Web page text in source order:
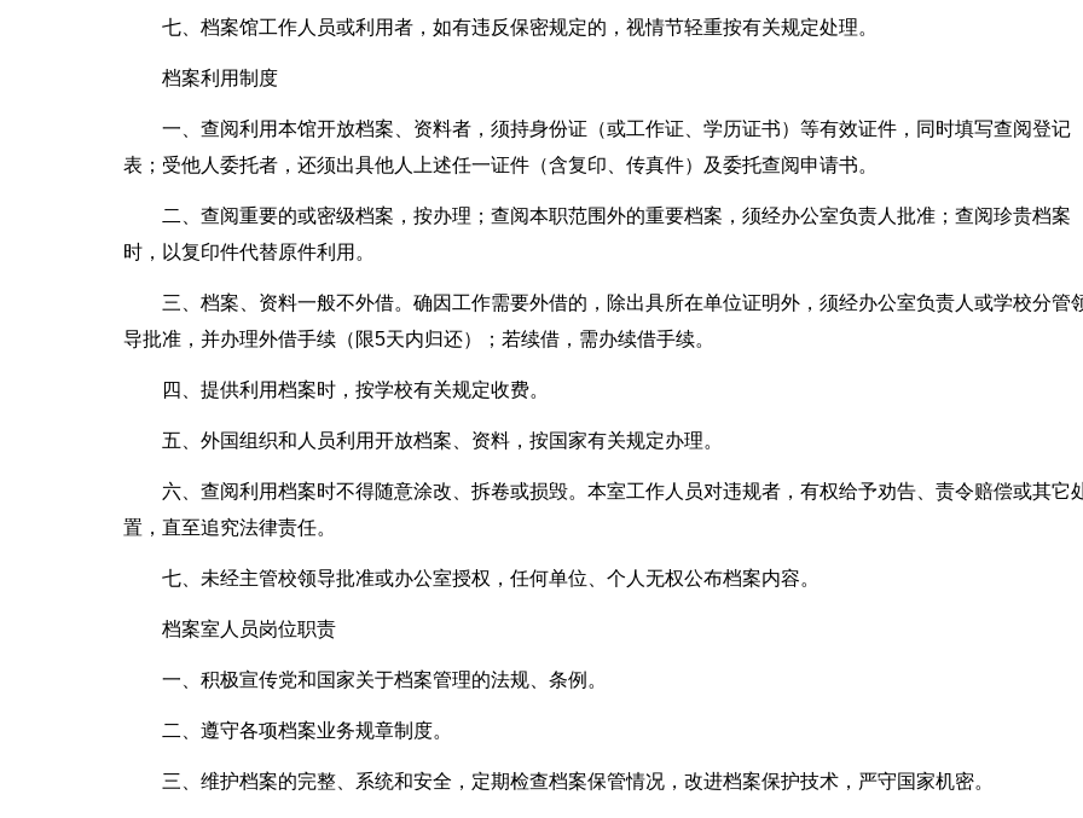
七、档案馆工作人员或利用者，如有违反保密规定的，视情节轻重按有关规定处理。
档案利用制度
一、查阅利用本馆开放档案、资料者，须持身份证（或工作证、学历证书）等有效证件，同时填写查阅登记
表；受他人委托者，还须出具他人上述任一证件（含复印、传真件）及委托查阅申请书。
二、查阅重要的或密级档案，按办理；查阅本职范围外的重要档案，须经办公室负责人批准；查阅珍贵档案
时，以复印件代替原件利用。
三、档案、资料一般不外借。确因工作需要外借的，除出具所在单位证明外，须经办公室负责人或学校分管
导批准，并办理外借手续（限5天内归还）；若续借，需办续借手续。
四、提供利用档案时，按学校有关规定收费。
五、外国组织和人员利用开放档案、资料，按国家有关规定办理。
六、查阅利用档案时不得随意涂改、拆卷或损毁。本室工作人员对违规者，有权给予劝告、责令赔偿或其它
置，直至追究法律责任。
七、未经主管校领导批准或办公室授权，任何单位、个人无权公布档案内容。
档案室人员岗位职责
一、积极宣传党和国家关于档案管理的法规、条例。
二、遵守各项档案业务规章制度。
三、维护档案的完整、系统和安全，定期检查档案保管情况，改进档案保护技术，严守国家机密。